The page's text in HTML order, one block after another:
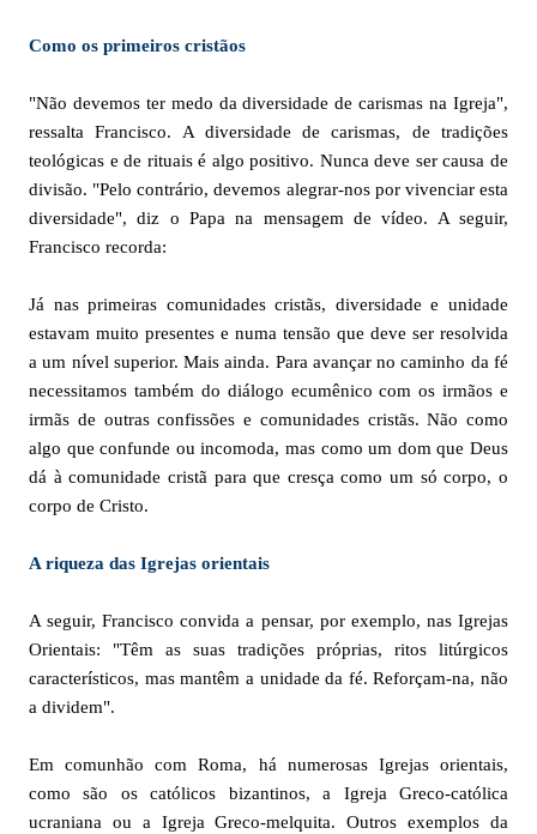
Como os primeiros cristãos
"Não devemos ter medo da diversidade de carismas na Igreja",
ressalta Francisco. A diversidade de carismas, de tradições
teológicas e de rituais é algo positivo. Nunca deve ser causa de
divisão. "Pelo contrário, devemos alegrar-nos por vivenciar esta
diversidade", diz o Papa na mensagem de vídeo. A seguir,
Francisco recorda:
Já nas primeiras comunidades cristãs, diversidade e unidade
estavam muito presentes e numa tensão que deve ser resolvida
a um nível superior. Mais ainda. Para avançar no caminho da fé
necessitamos também do diálogo ecumênico com os irmãos e
irmãs de outras confissões e comunidades cristãs. Não como
algo que confunde ou incomoda, mas como um dom que Deus
dá à comunidade cristã para que cresça como um só corpo, o
corpo de Cristo.
A riqueza das Igrejas orientais
A seguir, Francisco convida a pensar, por exemplo, nas Igrejas
Orientais: "Têm as suas tradições próprias, ritos litúrgicos
característicos, mas mantêm a unidade da fé. Reforçam-na, não
a dividem".
Em comunhão com Roma, há numerosas Igrejas orientais,
como são os católicos bizantinos, a Igreja Greco-católica
ucraniana ou a Igreja Greco-melquita. Outros exemplos da